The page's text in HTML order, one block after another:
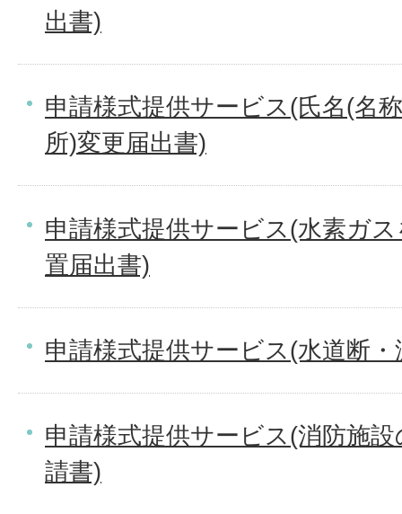
出書)
申請様式提供サービス(氏名(名
所)変更届出書)
申請様式提供サービス(水素ガ
置届出書)
申請様式提供サービス(水道断
申請様式提供サービス(消防施
請書)